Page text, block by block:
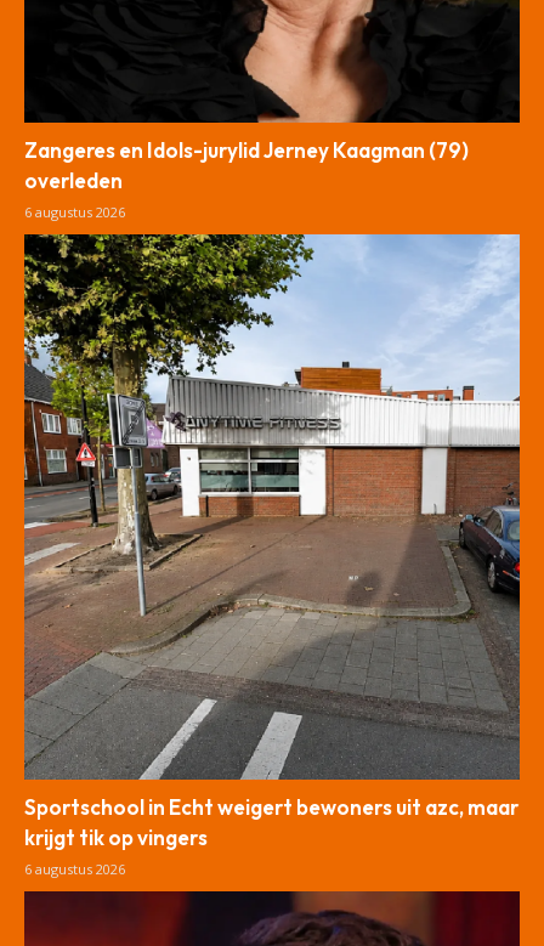
Zangeres en Idols-jurylid Jerney Kaagman (79)
overleden
6 augustus 2026
Sportschool in Echt weigert bewoners uit azc, maar
krijgt tik op vingers
6 augustus 2026